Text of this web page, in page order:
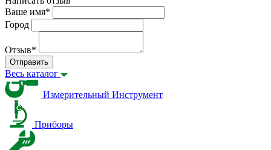
Ваше имя*
Город
Отзыв*
Отправить
Весь каталог
Измерительный Инструмент
Приборы